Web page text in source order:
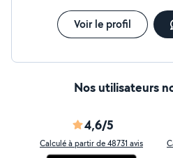
Voir le profil
Nos utilisateurs
4,6/5
Calculé à partir de 48731 avis